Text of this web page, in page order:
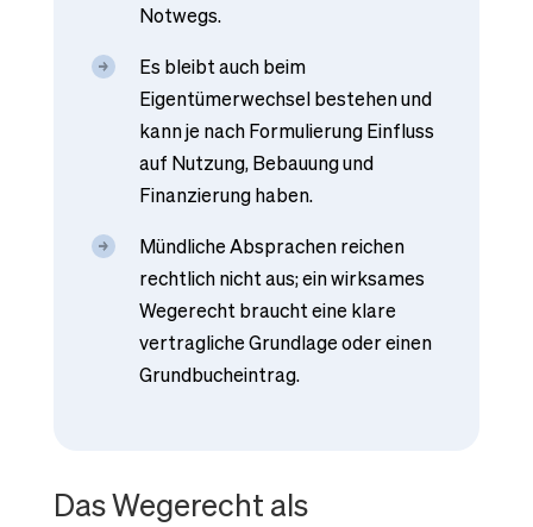
Notwegs.
Es bleibt auch beim
Eigentümerwechsel bestehen und
kann je nach Formulierung Einfluss
auf Nutzung, Bebauung und
Finanzierung haben.
Mündliche Absprachen reichen
rechtlich nicht aus; ein wirksames
Wegerecht braucht eine klare
vertragliche Grundlage oder einen
Grundbucheintrag.
Das Wegerecht als